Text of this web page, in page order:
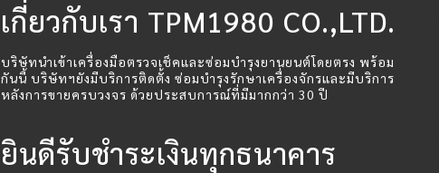
เกี่ยวกับเรา TPM1980 CO.,LTD.
บริษัทนำเข้าเครื่องมือตรวจเช็คและซ่อมบำรุงยานยนต์โดยตรง พร้อม
กันนี้ บริษัทฯยังมีบริการติดตั้ง ซ่อมบำรุงรักษาเครื่องจักรและมีบริการ
หลังการขายครบวงจร ด้วยประสบการณ์ที่มีมากกว่า 30 ปี
ยินดีรับชำระเงินทุกธนาคาร